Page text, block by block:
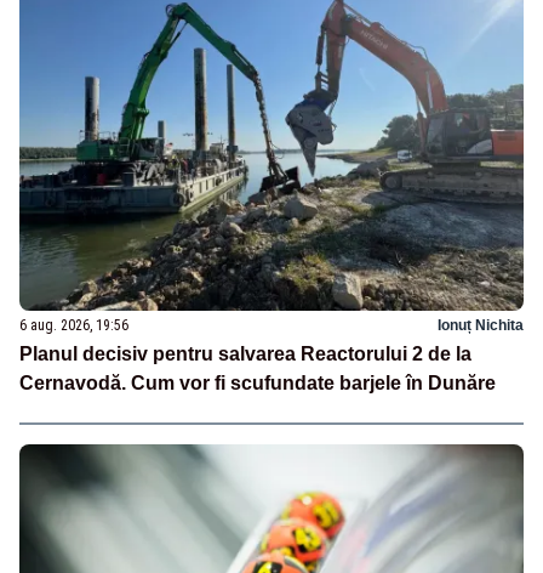
6 aug. 2026, 19:56 Ionuț Nichita
Planul decisiv pentru salvarea Reactorului 2 de la
Cernavodă. Cum vor fi scufundate barjele în Dunăre